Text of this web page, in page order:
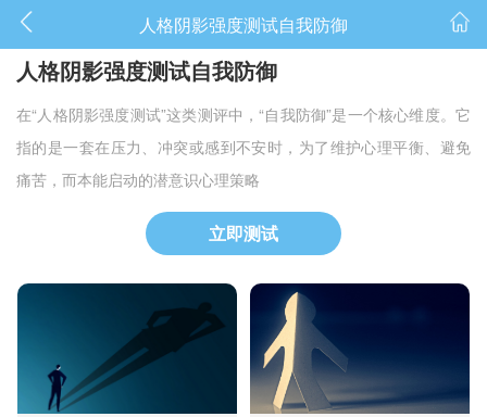
人格阴影强度测试自我防御
人格阴影强度测试自我防御
在“人格阴影强度测试”这类测评中，“自我防御”是一个核心维度。它
指的是一套在压力、冲突或感到不安时，为了维护心理平衡、避免
痛苦，而本能启动的潜意识心理策略
立即测试